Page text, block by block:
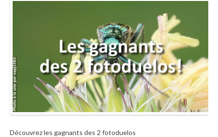
Découvrez les gagnants des 2 fotoduelos